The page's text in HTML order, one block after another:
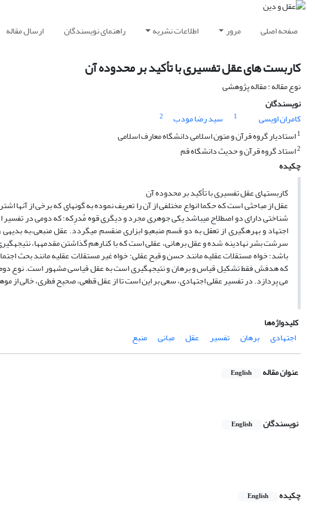
صفحه اصلی مرور اطلاعات نشریه راهنمای نویسندگان ارسال مقاله
کاربست های عقل تفسیری با تأکید بر محدوده آن
نوع مقاله : مقاله پژوهشی
نویسندگان
کامران اویسی
1 سید رضا مودب
2
1استادیار گروه قرآن و متون اسلامی دانشگاه معارف اسلامی
2استاد گروه قرآن و حدیث دانشگاه قم
چکیده
کاربست‏های عقل تفسیری با تأکید بر محدوده آن
عقل از مباحثی است که حکما انواع مختلفی از آن را تعریف نموده به گونه‏ای که برخی از
شناختی دارای دو اصطلاح می‏باشد یکی جوهری مجرد و دیگری قوه مُدرِکه؛ که دومی در تفسیر
اجتهاد و بهره‏گیری از تعقل به دو قسم منبعیو ابزاری منقسم می‏گردد. عقل منبعی،به
سرشت بشر نهادینه شده و عقل برهانی، عقلی است که با کنارهم گذاشتن مقدمه‏ها،
باشد؛ خواه مستقلات عقلیه مانند حسن و قبح عقلی؛ خواه غیر مستقلات عقلیه مانند بحث
که هدفش فقط تشکیل قیاس و برهان و نتیجه‏گیری است به عقل قیاسی مشهور است. نوع دوم
می پردازد. در تفسیر عقلی اجتهادی، سعی بر این است تا از عقل قطعی، صحیح فطری، خالی
کلیدواژه‌ها
اجتهادی
برهان تفسیر عقل مبانی منبع
عنوان مقاله English
نویسندگان English
چکیده
English